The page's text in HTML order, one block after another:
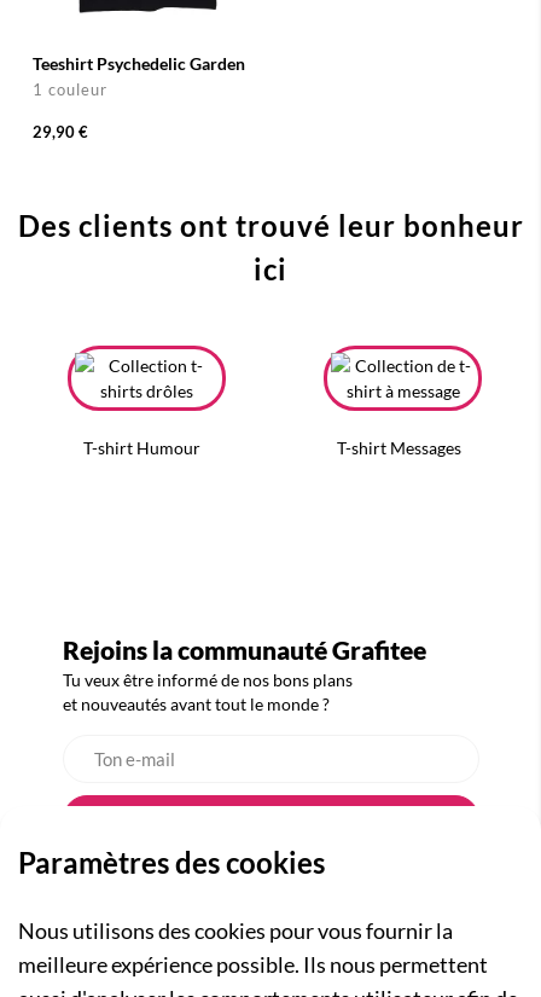
Teeshirt Psychedelic Garden
1 couleur
29,90 €
Des clients ont trouvé leur bonheur
ici
T-shirt Humour T-shirt Messages
Rejoins la communauté Grafitee
Tu veux être informé de nos bons plans
et nouveautés avant tout le monde ?
Paramètres des cookies
Nous utilisons des cookies pour vous fournir la
meilleure expérience possible. Ils nous permettent